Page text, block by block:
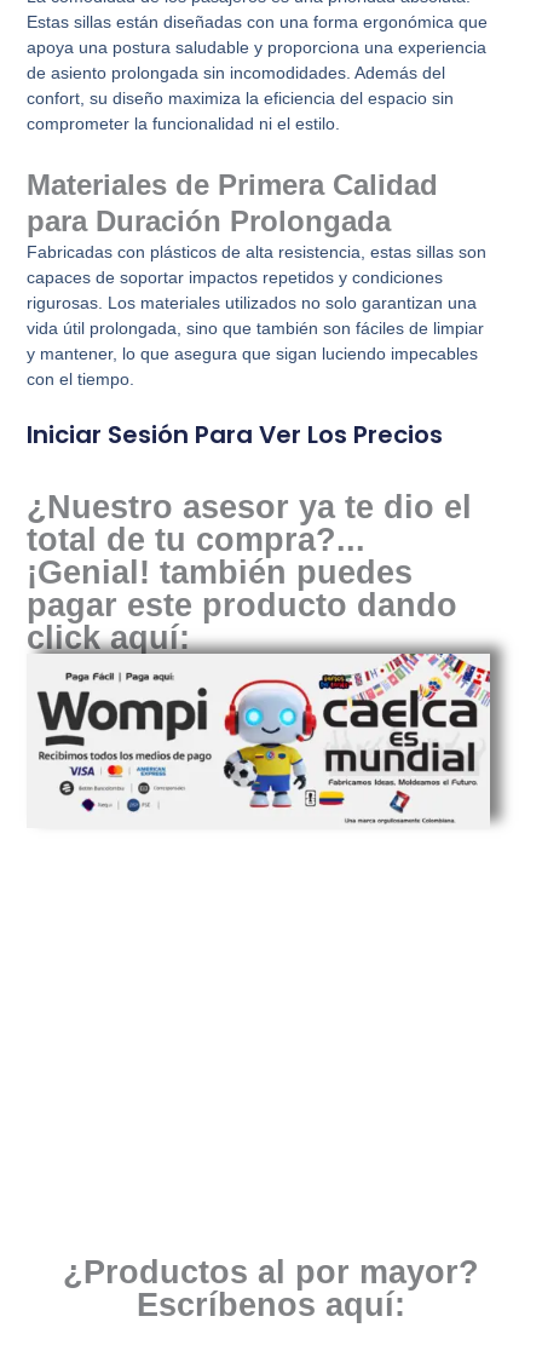
Estas sillas están diseñadas con una forma ergonómica que
apoya una postura saludable y proporciona una experiencia
de asiento prolongada sin incomodidades. Además del
confort, su diseño maximiza la eficiencia del espacio sin
comprometer la funcionalidad ni el estilo.
Materiales de Primera Calidad
para Duración Prolongada
Fabricadas con plásticos de alta resistencia, estas sillas son
capaces de soportar impactos repetidos y condiciones
rigurosas. Los materiales utilizados no solo garantizan una
vida útil prolongada, sino que también son fáciles de limpiar
y mantener, lo que asegura que sigan luciendo impecables
con el tiempo.
Iniciar Sesión Para Ver Los Precios
¿Nuestro asesor ya te dio el
total de tu compra?...
¡Genial! también puedes
pagar este producto dando
click aquí:
¿Productos al por mayor?
Escríbenos aquí: